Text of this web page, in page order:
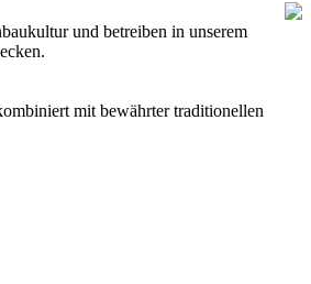
und betreiben in unserem
mit bewährter traditionellen